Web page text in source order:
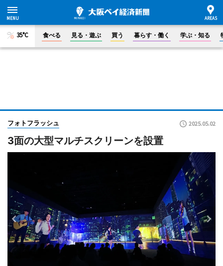
35°C 食べる 見る・遊ぶ 買う 暮らす・働く 学ぶ・知る
フォトフラッシュ 2025.05.02
3面の大型マルチスクリーンを設置